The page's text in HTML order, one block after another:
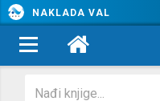
NAKLADA VAL